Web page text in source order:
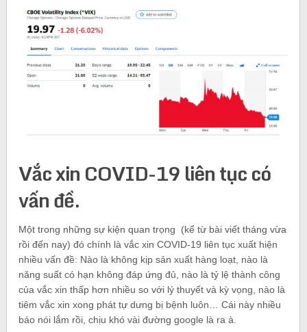
Vắc xin COVID-19 liên tục có
vấn đề.
Một trong những sự kiện quan trọng (kể từ bài viết tháng vừa
rồi đến nay) đó chính là vắc xin COVID-19 liên tục xuất hiện
nhiều vấn đề: Nào là không kịp sản xuất hàng loạt, nào là
năng suất có hạn không đáp ứng đủ, nào là tỷ lệ thành công
của vắc xin thấp hơn nhiều so với lý thuyết và kỳ vọng, nào là
tiêm vắc xin xong phát tự dưng bị bệnh luôn… Cái này nhiều
báo nói lắm rồi, chịu khó vài đường google là ra à.